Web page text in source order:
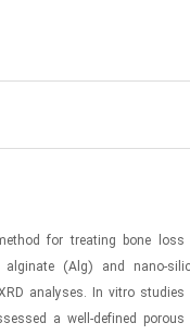
for treating bone
(Alg) and nano-
analyses. In vitro
a well-defined